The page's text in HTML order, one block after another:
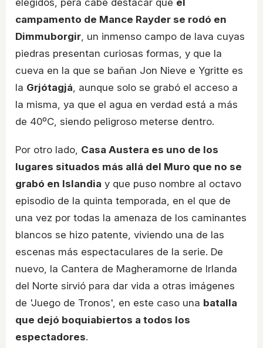
elegidos, pera cabe destacar que el
campamento de Mance Rayder se rodó en
Dimmuborgir, un inmenso campo de lava cuyas
piedras presentan curiosas formas, y que la
cueva en la que se bañan Jon Nieve e Ygritte es
la Grjótagjá, aunque solo se grabó el acceso a
la misma, ya que el agua en verdad está a más
de 40ºC, siendo peligroso meterse dentro.
Por otro lado, Casa Austera es uno de los
lugares situados más allá del Muro que no se
grabó en Islandia y que puso nombre al octavo
episodio de la quinta temporada, en el que de
una vez por todas la amenaza de los caminantes
blancos se hizo patente, viviendo una de las
escenas más espectaculares de la serie. De
nuevo, la Cantera de Magheramorne de Irlanda
del Norte sirvió para dar vida a otras imágenes
de 'Juego de Tronos', en este caso una batalla
que dejó boquiabiertos a todos los
espectadores.